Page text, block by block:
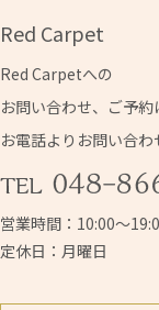
Red Carpet
Red Carpetへの
お問い合わせ、ご予約
お電話よりお問い合わ
営業時間：10:00～
定休日：月曜日